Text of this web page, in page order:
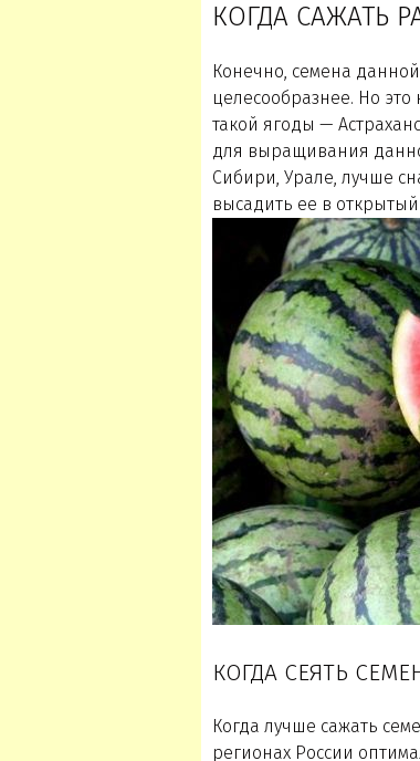
КОГДА САЖАТЬ
Конечно, семена
целесообразнее. Но
такой ягоды —
для выращивания
Сибири, Урале, лучше
высадить ее в
КОГДА СЕЯТЬ
Когда лучше сажать
регионах России